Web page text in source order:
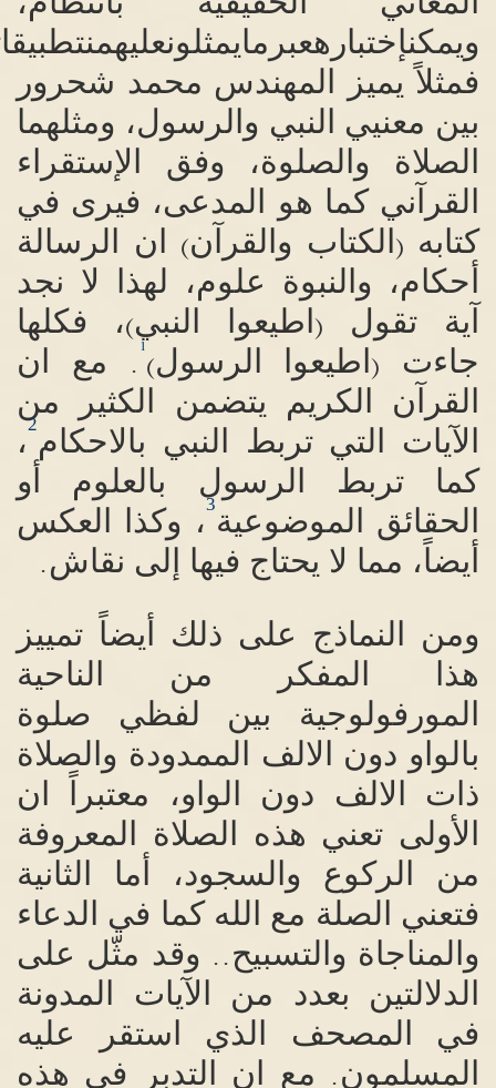
ويمكنإختبار هعبر مايمثلونعليهمن
فمثلاً يميز المهندس محمد شحرور
بين معنيي النبي والرسول، ومثلهما
الصلاة والصلوة، وفق الإستقراء
القرآني كما هو المدعى، فيرى في
كتابه (الكتاب والقرآن) ان الرسالة
أحكام، والنبوة علوم، لهذا لا نجد
آية تقول (اطيعوا النبي)، فكلها
جاءت (اطيعوا الرسول)
1
.
مع ان
القرآن الكريم يتضمن الكثير من
الآيات التي تربط النبي بالاحكام2،
كما تربط الرسول بالعلوم أو
الحقائق الموضوعية3، وكذا العكس
أيضاً، مما لا يحتاج فيها إلى نقاش.
ومن النماذج على ذلك أيضاً تمييز
هذا المفكر من الناحية
المورفولوجية بين لفظي صلوة
بالواو دون الالف الممدودة والصلاة
ذات الالف دون الواو، معتبراً ان
الأولى تعني هذه الصلاة المعروفة
من الركوع والسجود، أما الثانية
فتعني الصلة مع الله كما في الدعاء
والمناجاة والتسبيح.. وقد مثّل على
الدلالتين بعدد من الآيات المدونة
في المصحف الذي استقر عليه
المسلمون. مع ان التدبر في هذه